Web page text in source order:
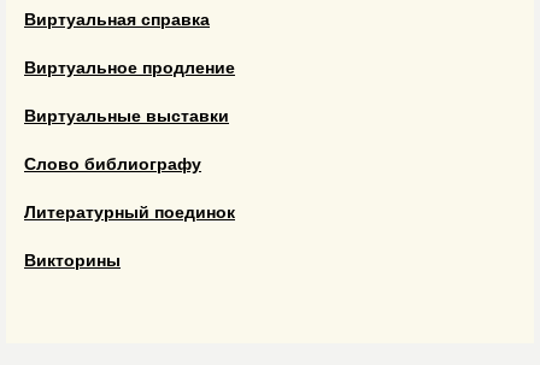
Виртуальная справка
Виртуальное продление
Виртуальные выставки
Слово библиографу
Литературный поединок
Викторины